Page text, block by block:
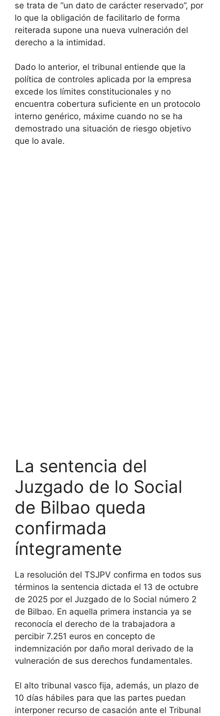
se trata de “un dato de carácter reservado”, por
lo que la obligación de facilitarlo de forma
reiterada supone una nueva vulneración del
derecho a la intimidad.
Dado lo anterior, el tribunal entiende que la
política de controles aplicada por la empresa
excede los límites constitucionales y no
encuentra cobertura suficiente en un protocolo
interno genérico, máxime cuando no se ha
demostrado una situación de riesgo objetivo
que lo avale.
La sentencia del
Juzgado de lo Social
de Bilbao queda
confirmada
íntegramente
La resolución del TSJPV confirma en todos sus
términos la sentencia dictada el 13 de octubre
de 2025 por el Juzgado de lo Social número 2
de Bilbao. En aquella primera instancia ya se
reconocía el derecho de la trabajadora a
percibir 7.251 euros en concepto de
indemnización por daño moral derivado de la
vulneración de sus derechos fundamentales.
El alto tribunal vasco fija, además, un plazo de
10 días hábiles para que las partes puedan
interponer recurso de casación ante el Tribunal